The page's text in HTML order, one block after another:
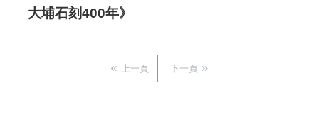
大埔石刻400年》
上一頁 下一頁